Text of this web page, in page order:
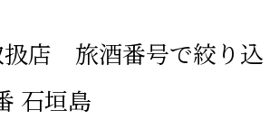
扱店 旅酒番号で絞り込
石垣島